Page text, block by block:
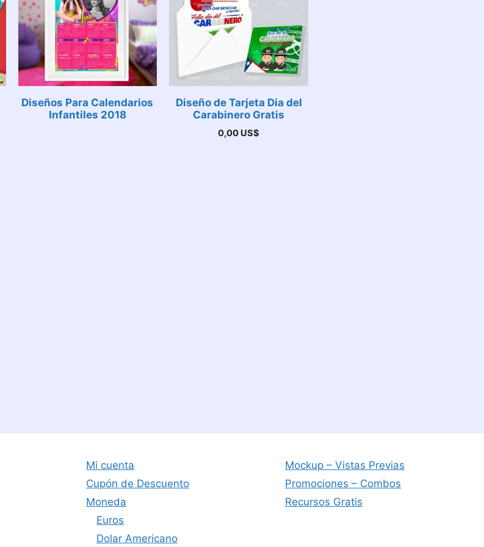
Diseños Para Calendarios
Infantiles 2018
Diseño de Tarjeta Dia del
Carabinero Gratis
0,00 US$
Mi cuenta
Cupón de Descuento
Moneda
Euros
Dolar Americano
Mockup – Vistas Previas
Promociones – Combos
Recursos Gratis